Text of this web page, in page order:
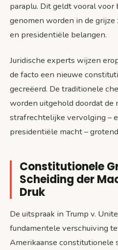
paraplu. Dit geldt vooral voor
genomen worden in de
en presidentiële belangen.
Juridische experts wijzen
de facto een nieuwe
gecreëerd. De traditionele
worden uitgehold doordat de
strafrechtelijke vervolging –
presidentiële macht –
Constitutionele
Scheiding der
Druk
De uitspraak in Trump v.
fundamentele verschuiving
Amerikaanse constitutionele